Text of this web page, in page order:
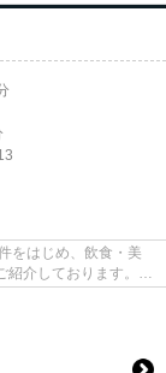
をはじめ、飲食・美
介しております。